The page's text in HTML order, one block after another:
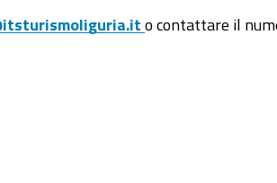
o contattare il